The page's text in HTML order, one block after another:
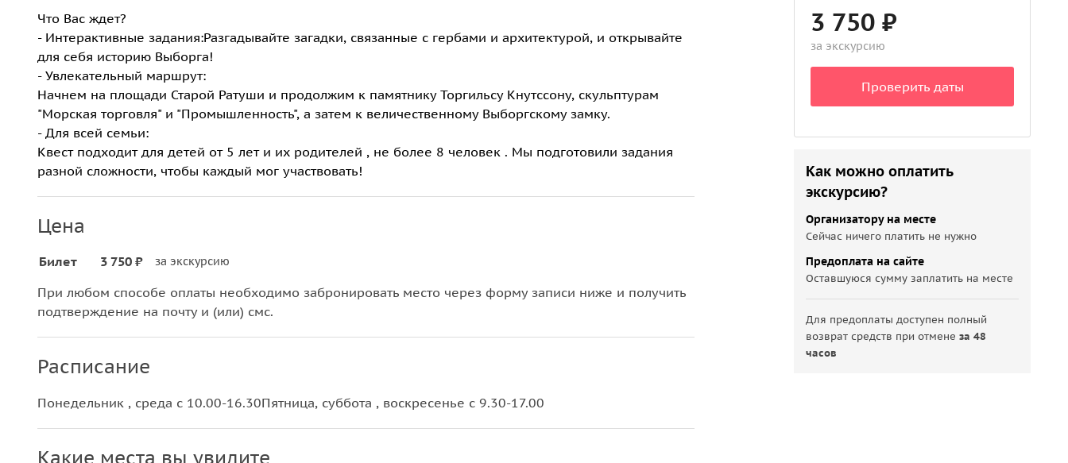
Что Вас ждет?
- Интерактивные задания:Разгадывайте загадки, связанные с гербами и архитектурой, и открывайте
для себя историю Выборга!
- Увлекательный маршрут:
Начнем на площади Старой Ратуши и продолжим к памятнику Торгильсу Кнутссону, скульптурам
"Морская торговля" и "Промышленность", а затем к величественному Выборгскому замку.
- Для всей семьи:
Квест подходит для детей от 5 лет и их родителей , не более 8 человек . Мы подготовили задания
разной сложности, чтобы каждый мог участвовать!
Цена
Билет 3 750 ₽ за экскурсию
При любом способе оплаты необходимо забронировать место через форму записи ниже и получить
подтверждение на почту и (или) смс.
Расписание
Понедельник , среда с 10.00-16.30Пятница, суббота , воскресенье с 9.30-17.00
Какие места вы увидите
3 750 ₽
за экскурсию
Проверить даты
Как можно оплатить
экскурсию?
Организатору на месте
Сейчас ничего платить не нужно
Предоплата на сайте
Оставшуюся сумму заплатить на месте
Для предоплаты доступен полный
возврат средств при отменеза 48
часов